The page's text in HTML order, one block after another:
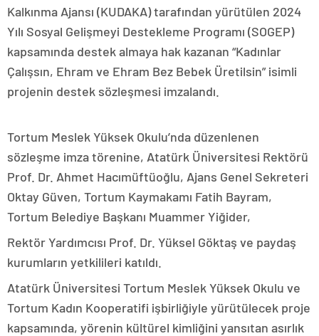
Kalkınma Ajansı (KUDAKA) tarafından yürütülen 2024
Yılı Sosyal Gelişmeyi Destekleme Programı (SOGEP)
kapsamında destek almaya hak kazanan “Kadınlar
Çalışsın, Ehram ve Ehram Bez Bebek Üretilsin” isimli
projenin destek sözleşmesi imzalandı.
Tortum Meslek Yüksek Okulu’nda düzenlenen
sözleşme imza törenine, Atatürk Üniversitesi Rektörü
Prof. Dr. Ahmet Hacımüftüoğlu, Ajans Genel Sekreteri
Oktay Güven, Tortum Kaymakamı Fatih Bayram,
Tortum Belediye Başkanı Muammer Yiğider,
Rektör Yardımcısı Prof. Dr. Yüksel Göktaş ve paydaş
kurumların yetkilileri katıldı.
Atatürk Üniversitesi Tortum Meslek Yüksek Okulu ve
Tortum Kadın Kooperatifi işbirliğiyle yürütülecek proje
kapsamında, yörenin kültürel kimliğini yansıtan asırlık